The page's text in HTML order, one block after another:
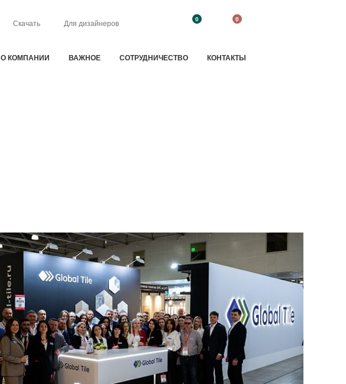
Скачать Для дизайнеров
0 0
О КОМПАНИИ ВАЖНОЕ CОТРУДНИЧЕСТВО КОНТАКТЫ